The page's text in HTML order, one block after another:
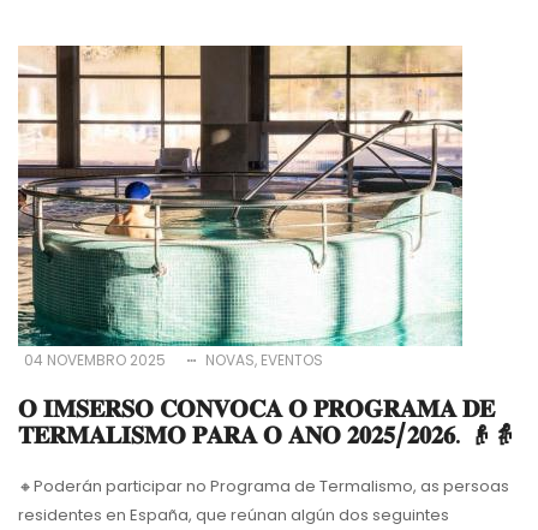
04 NOVEMBRO 2025 NOVAS EVENTOS
𝐎 𝐈𝐌𝐒𝐄𝐑𝐒𝐎 𝐂𝐎𝐍𝐕𝐎𝐂𝐀 𝐎 𝐏𝐑𝐎𝐆𝐑𝐀𝐌𝐀 𝐃𝐄
𝐓𝐄𝐑𝐌𝐀𝐋𝐈𝐒𝐌𝐎 𝐏𝐀𝐑𝐀 𝐎 𝐀𝐍𝐎 𝟐𝟎𝟐𝟓/𝟐𝟎𝟐𝟔. 👴👵
🔸Poderán participar no Programa de Termalismo, as persoas
residentes en España, que reúnan algún dos seguintes